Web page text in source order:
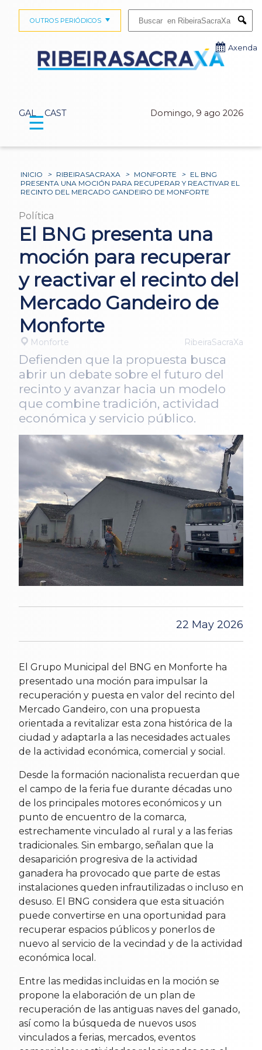
GAL CAST Domingo, 9 ago 2026
OUTROS PERIÓDICOS
Axenda
☰
INICIO > RIBEIRASACRAXA > MONFORTE > EL BNG
PRESENTA UNA MOCIÓN PARA RECUPERAR Y REACTIVAR EL
RECINTO DEL MERCADO GANDEIRO DE MONFORTE
Política
El BNG presenta una
moción para recuperar
y reactivar el recinto del
Mercado Gandeiro de
Monforte
Monforte RibeiraSacraXa
Defienden que la propuesta busca
abrir un debate sobre el futuro del
recinto y avanzar hacia un modelo
que combine tradición, actividad
económica y servicio público.
22 May 2026
El Grupo Municipal del BNG en Monforte ha
presentado una moción para impulsar la
recuperación y puesta en valor del recinto del
Mercado Gandeiro, con una propuesta
orientada a revitalizar esta zona histórica de la
ciudad y adaptarla a las necesidades actuales
de la actividad económica, comercial y social.
Desde la formación nacionalista recuerdan que
el campo de la feria fue durante décadas uno
de los principales motores económicos y un
punto de encuentro de la comarca,
estrechamente vinculado al rural y a las ferias
tradicionales. Sin embargo, señalan que la
desaparición progresiva de la actividad
ganadera ha provocado que parte de estas
instalaciones queden infrautilizadas o incluso en
desuso. El BNG considera que esta situación
puede convertirse en una oportunidad para
recuperar espacios públicos y ponerlos de
nuevo al servicio de la vecindad y de la actividad
económica local.
Entre las medidas incluidas en la moción se
propone la elaboración de un plan de
recuperación de las antiguas naves del ganado,
así como la búsqueda de nuevos usos
vinculados a ferias, mercados, eventos